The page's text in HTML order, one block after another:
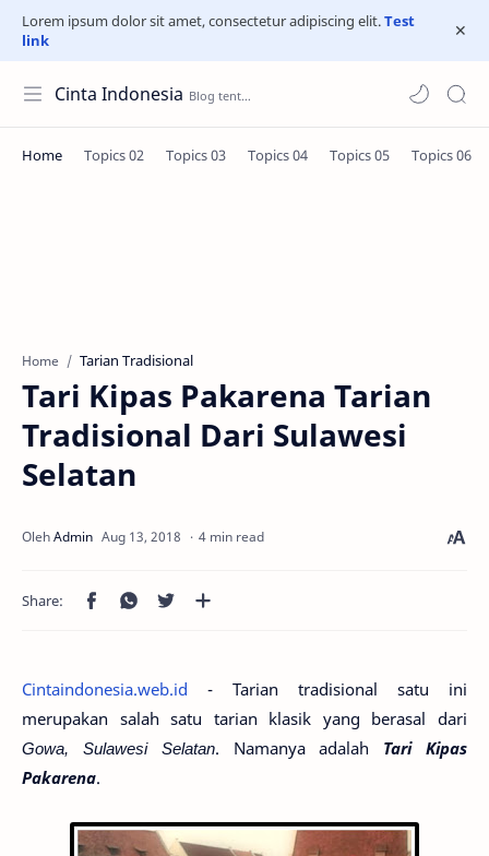
Lorem ipsum dolor sit amet, consectetur adipiscing elit.Test
link
Cinta Indonesia
Home Tarian Tradisional
Tari Kipas Pakarena Tarian
Tradisional Dari Sulawesi
Selatan
4 min read
Cintaindonesia.web.id - Tarian tradisional satu ini
merupakan salah satu tarian klasik yang berasal dari
Gowa, Sulawesi Selatan. Namanya adalah Tari Kipas
Pakarena.